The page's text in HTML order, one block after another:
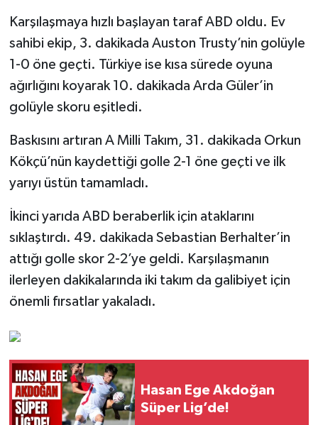
Karşılaşmaya hızlı başlayan taraf ABD oldu. Ev
sahibi ekip, 3. dakikada Auston Trusty’nin golüyle
1-0 öne geçti. Türkiye ise kısa sürede oyuna
ağırlığını koyarak 10. dakikada Arda Güler’in
golüyle skoru eşitledi.
Baskısını artıran A Milli Takım, 31. dakikada Orkun
Kökçü’nün kaydettiği golle 2-1 öne geçti ve ilk
yarıyı üstün tamamladı.
İkinci yarıda ABD beraberlik için ataklarını
sıklaştırdı. 49. dakikada Sebastian Berhalter’in
attığı golle skor 2-2’ye geldi. Karşılaşmanın
ilerleyen dakikalarında iki takım da galibiyet için
önemli fırsatlar yakaladı.
Hasan Ege Akdoğan
Süper Lig’de!